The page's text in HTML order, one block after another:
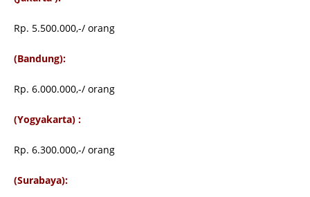
Rp. 5.500.000,-/ orang
(Bandung):
Rp. 6.000.000,-/ orang
(Yogyakarta) :
Rp. 6.300.000,-/ orang
(Surabaya):